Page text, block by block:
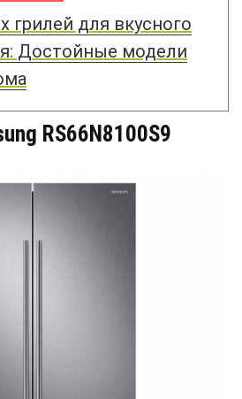
грилей для вкусного
Достойные модели
RS66N8100S9